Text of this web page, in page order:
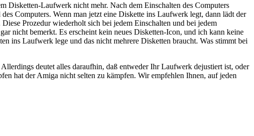
Disketten-Laufwerk nicht mehr. Nach dem Einschalten des Computers
Computers. Wenn man jetzt eine Diskette ins Laufwerk legt, dann lädt der
Prozedur wiederholt sich bei jedem Einschalten und bei jedem
nicht bemerkt. Es erscheint kein neues Disketten-Icon, und ich kann keine
ins Laufwerk lege und das nicht mehrere Disketten braucht. Was stimmt bei
deutet alles daraufhin, daß entweder Ihr Laufwerk dejustiert ist, oder
hat der Amiga nicht selten zu kämpfen. Wir empfehlen Ihnen, auf jeden